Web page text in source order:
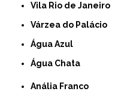
Vila Rio de Janeiro
Várzea do Palácio
Água Azul
Água Chata
Anália Franco